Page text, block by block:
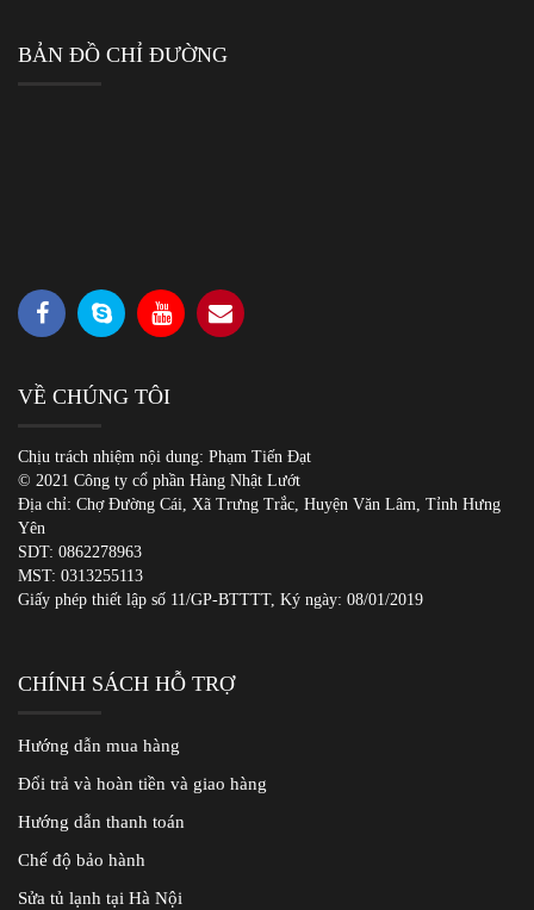
BẢN ĐỒ CHỈ ĐƯỜNG
VỀ CHÚNG TÔI
Chịu trách nhiệm nội dung: Phạm Tiến Đạt
© 2021 Công ty cổ phần Hàng Nhật Lướt
Địa chỉ: Chợ Đường Cái, Xã Trưng Trắc, Huyện Văn Lâm, Tỉnh Hưng
Yên
SDT: 0862278963
MST: 0313255113
Giấy phép thiết lập số 11/GP-BTTTT, Ký ngày: 08/01/2019
CHÍNH SÁCH HỖ TRỢ
Hướng dẫn mua hàng
Đổi trả và hoàn tiền và giao hàng
Hướng dẫn thanh toán
Chế độ bảo hành
Sửa tủ lạnh tại Hà Nội